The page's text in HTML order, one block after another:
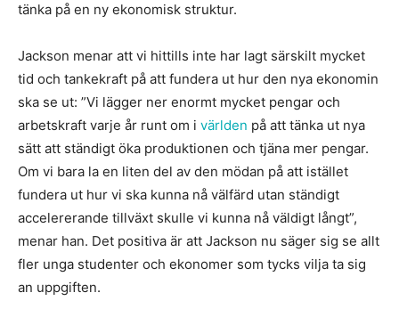
tänka på en ny ekonomisk struktur.
Jackson menar att vi hittills inte har lagt särskilt mycket
tid och tankekraft på att fundera ut hur den nya ekonomin
ska se ut: ”Vi lägger ner enormt mycket pengar och
arbetskraft varje år runt om i världen på att tänka ut nya
sätt att ständigt öka produktionen och tjäna mer pengar.
Om vi bara la en liten del av den mödan på att istället
fundera ut hur vi ska kunna nå välfärd utan ständigt
accelererande tillväxt skulle vi kunna nå väldigt långt”,
menar han. Det positiva är att Jackson nu säger sig se allt
fler unga studenter och ekonomer som tycks vilja ta sig
an uppgiften.